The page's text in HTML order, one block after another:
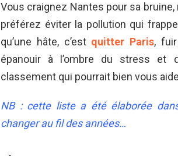
Vous craignez Nantes pour sa
préférez éviter la pollution qui
qu’une hâte, c’est quitter Paris,
épanouir à l’ombre du stress et
classement qui pourrait bien vous
NB : cette liste a été élaborée
changer au fil des années…